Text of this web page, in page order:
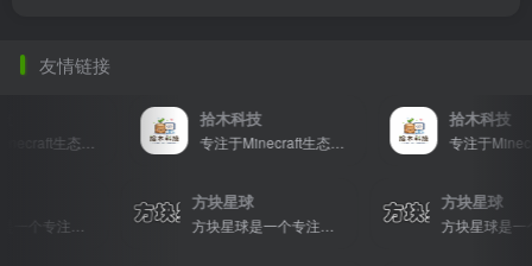
友情链接
专注于Minecraft生态建设
拾木科技
专注于Minecraft生态建设
拾木科技
方块星球是一个专注于我的世界的中文论坛，提供丰富的资源分享、玩家交流和创意展示，包括地图、皮肤、数据包等内容，打造Minecraft玩家的专属社区乐园！
方块星球
方块星球是一个专注于我的世界的中文论坛，提供丰富的资源分享、玩家交流和创意展示，包括地图、皮肤、数据包等内容，打造Minecraft玩家的专属社区乐园！
方块星球